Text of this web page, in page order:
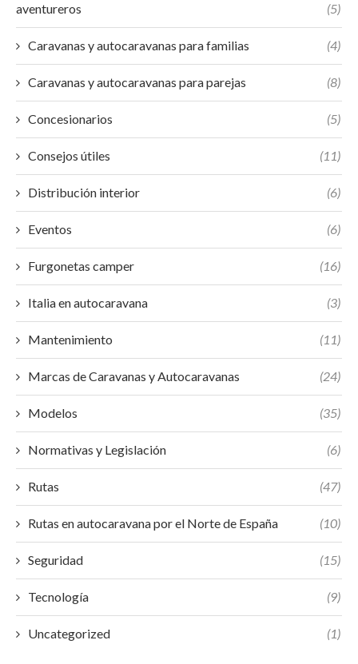
aventureros
(5)
Caravanas y autocaravanas para familias (4)
Caravanas y autocaravanas para parejas (8)
Concesionarios (5)
Consejos útiles (11)
Distribución interior (6)
Eventos (6)
Furgonetas camper (16)
Italia en autocaravana (3)
Mantenimiento (11)
Marcas de Caravanas y Autocaravanas (24)
Modelos (35)
Normativas y Legislación (6)
Rutas (47)
Rutas en autocaravana por el Norte de España (10)
Seguridad (15)
Tecnología (9)
Uncategorized (1)